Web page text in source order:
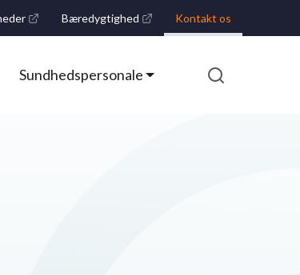
Bæredygtighed Kontakt os
Sundhedspersonale